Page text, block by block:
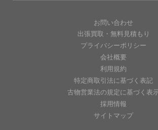
お問い合わせ
出張買取・無料見積もり
プライバシーポリシー
会社概要
利用規約
特定商取引法に基づく表記
古物営業法の規定に基づく表
採用情報
サイトマップ